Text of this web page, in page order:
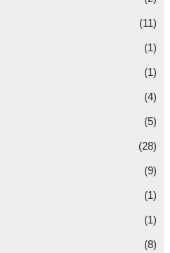
(11)
(1)
(1)
(4)
(5)
(28)
(9)
(1)
(1)
(8)